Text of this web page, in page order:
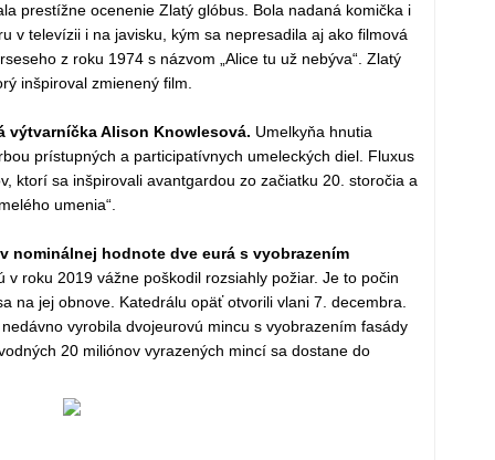
prestížne ocenenie Zlatý glóbus. Bola nadaná komička i
v televízii i na javisku, kým sa nepresadila aj ako filmová
z roku 1974 s názvom „Alice tu už nebýva“. Zlatý
inšpiroval zmienený film.
výtvarníčka Alison Knowlesová. Umelkyňa hnutia
prístupných a participatívnych umeleckých diel. Fluxus
ktorí sa inšpirovali avantgardou zo začiatku 20. storočia a
umenia“.
nominálnej hodnote dve eurá s vyobrazením
v roku 2019 vážne poškodil rozsiahly požiar. Je to počin
na jej obnove. Katedrálu opäť otvorili vlani 7. decembra.
vyrobila dvojeurovú mincu s vyobrazením fasády
20 miliónov vyrazených mincí sa dostane do